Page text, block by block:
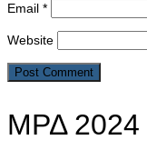
Email *
Website
ΜΡΔ 2024